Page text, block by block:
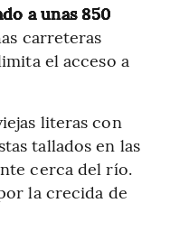
a unas 850
carreteras
el acceso a
literas con
tallados en las
cerca del río.
la crecida de